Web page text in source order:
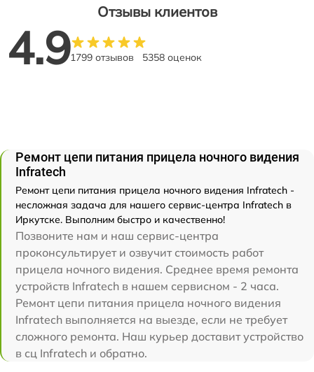
Отзывы клиентов
4.91799 отзывов 5358 оценок
Ремонт цепи питания прицела ночного видения
Infratech
Ремонт цепи питания прицела ночного видения Infratech -
несложная задача для нашего сервис-центра Infratech в
Иркутске. Выполним быстро и качественно!
Позвоните нам и наш сервис-центра
проконсультирует и озвучит стоимость работ
прицела ночного видения. Среднее время ремонта
устройств Infratech в нашем сервисном - 2 часа.
Ремонт цепи питания прицела ночного видения
Infratech выполняется на выезде, если не требует
сложного ремонта. Наш курьер доставит устройство
в сц Infratech и обратно.